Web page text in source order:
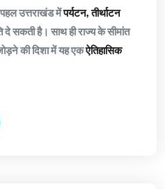
पहल उत्तराखंड मेंपर्यटन, तीर्थाटन
दे सकती है। साथ ही राज्य के सीमांत
की दिशा में यह एकऐतिहासिक